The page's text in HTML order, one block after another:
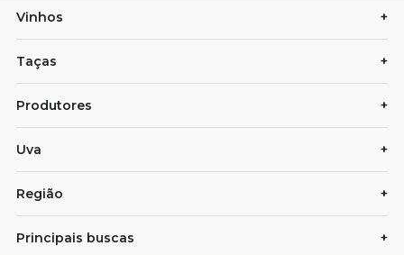
Vinhos +
Taças +
Produtores +
Uva +
Região +
Principais buscas +